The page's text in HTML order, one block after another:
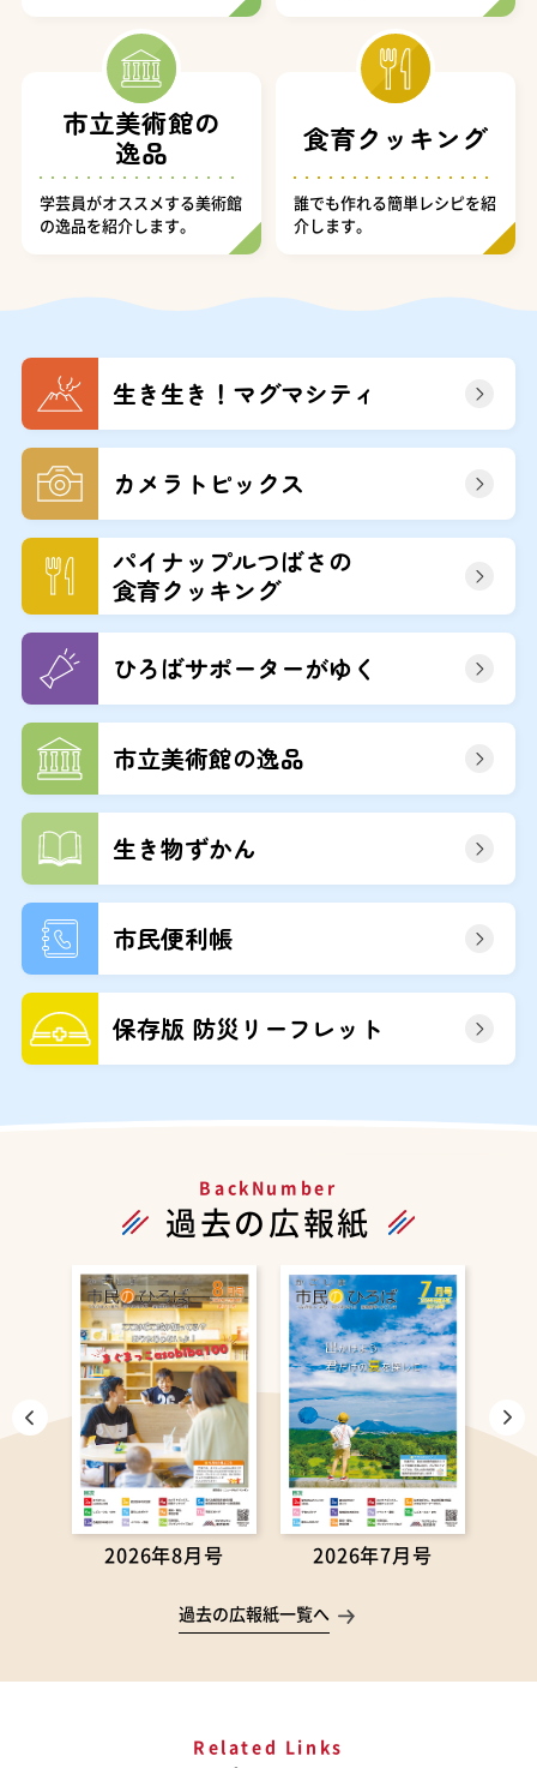
市立美術館の
逸品
学芸員がオススメする美術館
の逸品を紹介します。
食育クッキング
誰でも作れる簡単レシピを紹
介します。
生き生き！マグマシティ
カメラトピックス
パイナップルつばさの
食育クッキング
ひろばサポーターがゆく
市立美術館の逸品
生き物ずかん
市民便利帳
保存版 防災リーフレット
BackNumber
過去の広報紙
2026年8月号 2026年7月号
過去の広報紙一覧へ
Related Links